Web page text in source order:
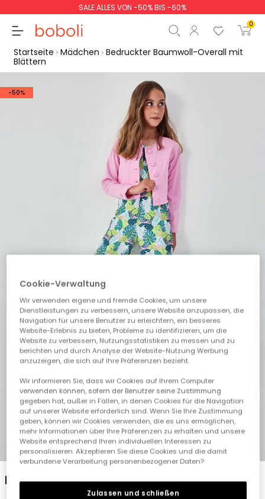
SALE ALLES VON -50% BIS -60%
0
Start der Bestellung
Startseite Mädchen Bedruckter Baumwoll-Overall mit
Blättern
-50%
1 2 3 4 5
Bedruckter Baumwoll-Overall mit Blättern
Cookie-Verwaltung
Wir verwenden eigene und fremde Cookies, um unsere
Dienstleistungen zu verbessern, unsere Website anzupassen, die
Navigation für unsere Benutzer zu erleichtern, ein besseres
Website-Erlebnis zu bieten, Probleme zu identifizieren, um die
Website zu verbessern, Nutzungsstatistiken zu messen und zu
berichten und durch Analyse der Website-Nutzung Werbung
anzuzeigen, die sich auf Ihre Präferenzen bezieht.
Wir informieren Sie, dass wir Cookies auf Ihrem Computer
verwenden können, sofern der Benutzer seine Zustimmung
gegeben hat, außer in Fällen, in denen Cookies für die Navigation
auf unserer Website erforderlich sind. Wenn Sie Ihre Zustimmung
geben, können wir Cookies verwenden, die es uns ermöglichen,
mehr Informationen über Ihre Präferenzen zu erhalten und unsere
Website entsprechend Ihren individuellen Interessen zu
personalisieren. Akzeptieren Sie diese Cookies und die damit
verbundene Verarbeitung personenbezogener Daten?
Zulassen und schließen